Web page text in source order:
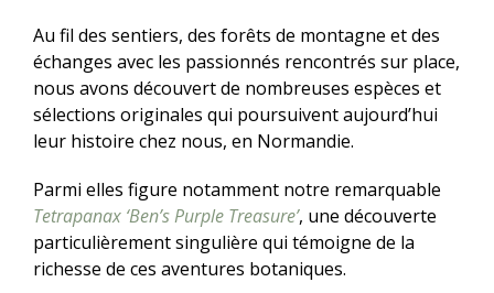
Au fil des sentiers, des forêts de montagne et des
échanges avec les passionnés rencontrés sur place,
nous avons découvert de nombreuses espèces et
sélections originales qui poursuivent aujourd’hui
leur histoire chez nous, en Normandie.
Parmi elles figure notamment notre remarquable
Tetrapanax ‘Ben’s Purple Treasure’, une découverte
particulièrement singulière qui témoigne de la
richesse de ces aventures botaniques.